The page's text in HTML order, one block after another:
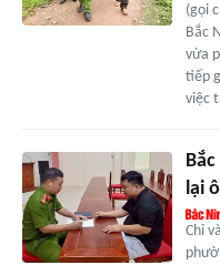
(gọi
Bắc
vừa
tiếp
việc
lại
Chỉ